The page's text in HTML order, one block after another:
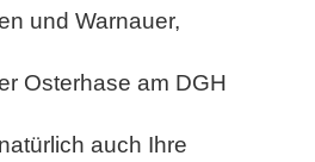
und Warnauer,
Osterhase am DGH
auch Ihre